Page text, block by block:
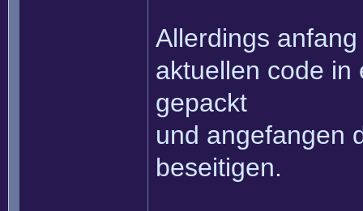
Allerdings
aktuellen code in
gepackt
und angefangen
beseitigen.